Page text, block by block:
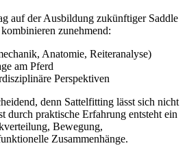
auf der Ausbildung zukünftiger Saddle
zunehmend:
Anatomie, Reiteranalyse)
am Pferd
Perspektiven
denn Sattelfitting lässt sich nicht
durch praktische Erfahrung entsteht ein
Bewegung,
Zusammenhänge.